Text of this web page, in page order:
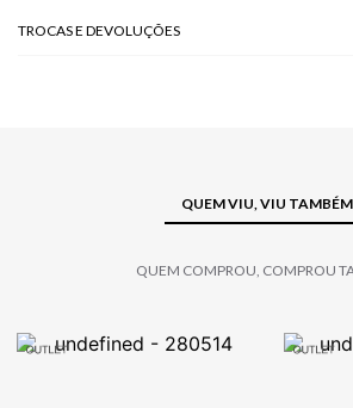
TROCAS E DEVOLUÇÕES
QUEM VIU, VIU TAMBÉM
QUEM COMPROU, COMPROU